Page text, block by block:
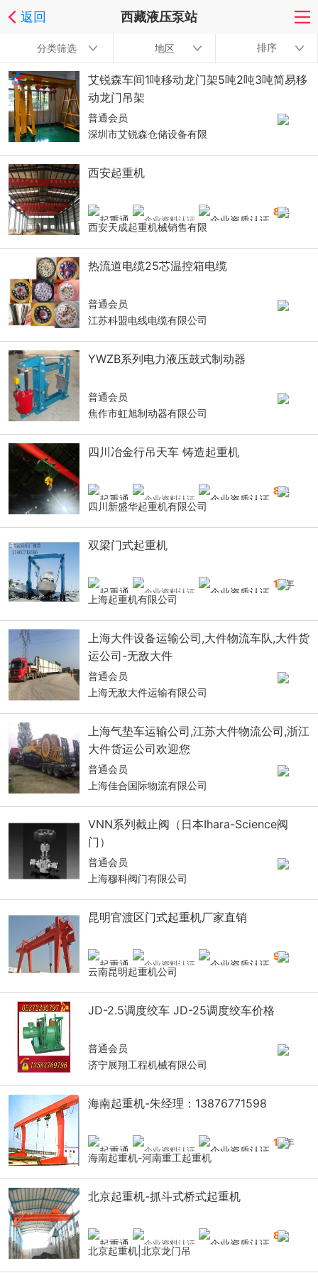
返回 西藏液压泵站
分类筛选 地区 排序
艾锐森车间1吨移动龙门架5吨2吨3吨简易移
动龙门吊架
普通会员
深圳市艾锐森仓储设备有限
西安起重机
8年
西安天成起重机械销售有限
热流道电缆25芯温控箱电缆
普通会员
江苏科盟电线电缆有限公司
YWZB系列电力液压鼓式制动器
普通会员
焦作市虹旭制动器有限公司
四川冶金行吊天车 铸造起重机
8年
四川新盛华起重机有限公司
双梁门式起重机
16年
上海起重机有限公司
上海大件设备运输公司,大件物流车队,大件货
运公司-无敌大件
普通会员
上海无敌大件运输有限公司
上海气垫车运输公司,江苏大件物流公司,浙江
大件货运公司欢迎您
普通会员
上海佳合国际物流有限公司
VNN系列截止阀（日本Ihara-Science阀
门）
普通会员
上海穆科阀门有限公司
昆明官渡区门式起重机厂家直销
9年
云南昆明起重机公司
JD-2.5调度绞车 JD-25调度绞车价格
普通会员
济宁展翔工程机械有限公司
海南起重机-朱经理：13876771598
14年
海南起重机-河南重工起重机
北京起重机-抓斗式桥式起重机
8年
北京起重机|北京龙门吊